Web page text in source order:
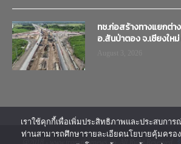
ทช.ก่อสร้างทางแยกต่
อ.สันป่าตอง จ.เชียงให
@2018 - www.transtimenews.co. All Right Reserved.
เราใช้คุกกี้เพื่อเพิ่มประสิทธิภาพและประสบการ
ท่านสามารถศึกษารายละเอียดนโยบายคุ้มคร